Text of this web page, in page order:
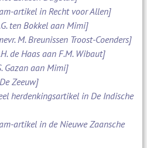
artikel in Recht voor Allen]
ten Bokkel aan Mimi]
M. Breunissen Troost-Coenders]
de Haas aan F.M. Wibaut]
Gazan aan Mimi]
Zeeuw]
herdenkingsartikel in De Indische
artikel in de Nieuwe Zaansche